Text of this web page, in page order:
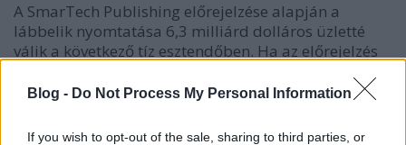
Blog - Do Not Process My Personal Information
If you wish to opt-out of the sale, sharing to third parties, or
A SmarTech Publishing előrejelzése alapján a
lábbelik nyomtatása 6,3 milliárd dolláros üzletté
válik a következő tíz esztendőben. Ha az előrejelzés
gyártás megvalósulásába és a 3DP szakterületi